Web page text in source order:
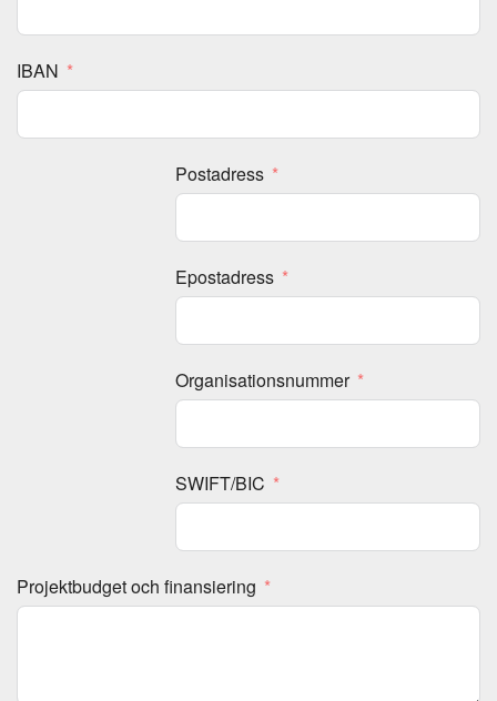
IBAN
Postadress
Epostadress
Organisationsnummer
SWIFT/BIC
Projektbudget och finansiering